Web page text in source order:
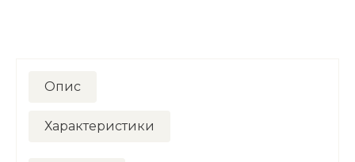
Опис
Характеристики